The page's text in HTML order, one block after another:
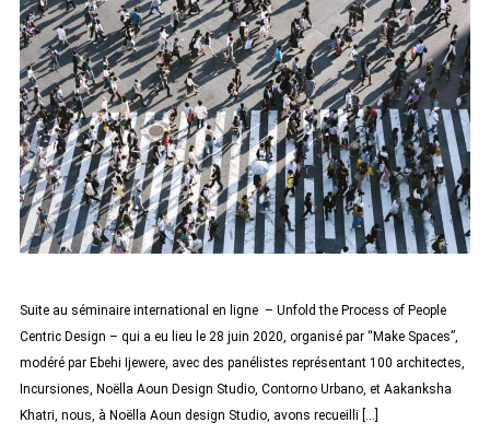
Suite au séminaire international en ligne – Unfold the Process of People
Centric Design – qui a eu lieu le 28 juin 2020, organisé par “Make Spaces”,
modéré par Ebehi Ijewere, avec des panélistes représentant 100 architectes,
Incursiones, Noëlla Aoun Design Studio, Contorno Urbano, et Aakanksha
Khatri, nous, à Noëlla Aoun design Studio, avons recueilli […]